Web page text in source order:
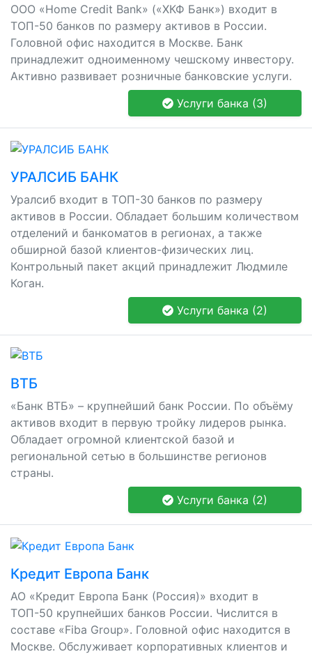
ООО «Home Credit Bank» («ХКФ Банк») входит в
ТОП-50 банков по размеру активов в России.
Головной офис находится в Москве. Банк
принадлежит одноименному чешскому инвестору.
Активно развивает розничные банковские услуги.
Услуги банка (3)
УРАЛСИБ БАНК
Уралсиб входит в ТОП-30 банков по размеру
активов в России. Обладает большим количеством
отделений и банкоматов в регионах, а также
обширной базой клиентов-физических лиц.
Контрольный пакет акций принадлежит Людмиле
Коган.
Услуги банка (2)
ВТБ
«Банк ВТБ» – крупнейший банк России. По объёму
активов входит в первую тройку лидеров рынка.
Обладает огромной клиентской базой и
региональной сетью в большинстве регионов
страны.
Услуги банка (2)
Кредит Европа Банк
АО «Кредит Европа Банк (Россия)» входит в
ТОП-50 крупнейших банков России. Числится в
составе «Fiba Group». Головной офис находится в
Москве. Обслуживает корпоративных клиентов и